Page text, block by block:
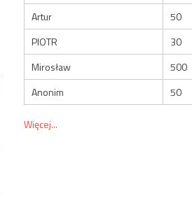
Artur
50
PIOTR
30
Mirosław
500
Anonim
50
Więcej...